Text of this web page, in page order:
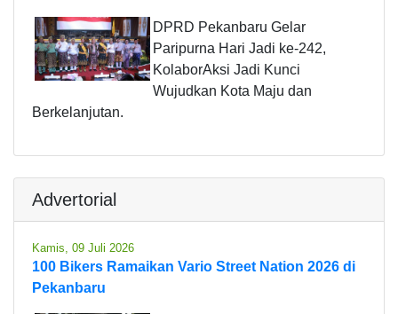
DPRD Pekanbaru Gelar
Paripurna Hari Jadi ke-242,
KolaborAksi Jadi Kunci
Wujudkan Kota Maju dan
Berkelanjutan.
Advertorial
Kamis, 09 Juli 2026
100 Bikers Ramaikan Vario Street Nation 2026 di
Pekanbaru